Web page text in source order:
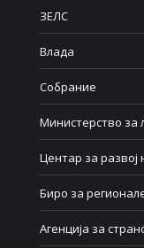
ЗЕЛС
Влада
Собрание
Министерство за
Центар за развој
Биро за
Агенција за